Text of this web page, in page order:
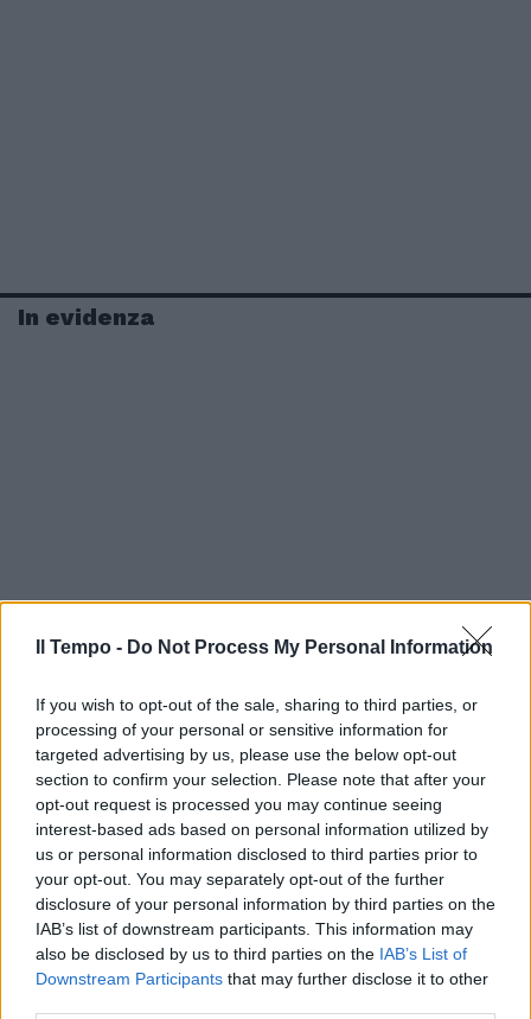
Il Tempo - Do Not Process My Personal Information
If you wish to opt-out of the sale, sharing to third parties, or
processing of your personal or sensitive information for
targeted advertising by us, please use the below opt-out
section to confirm your selection. Please note that after your
opt-out request is processed you may continue seeing
interest-based ads based on personal information utilized by
us or personal information disclosed to third parties prior to
your opt-out. You may separately opt-out of the further
disclosure of your personal information by third parties on the
IAB’s list of downstream participants. This information may
also be disclosed by us to third parties on the IAB’s List of
Downstream Participants that may further disclose it to other
In evidenza